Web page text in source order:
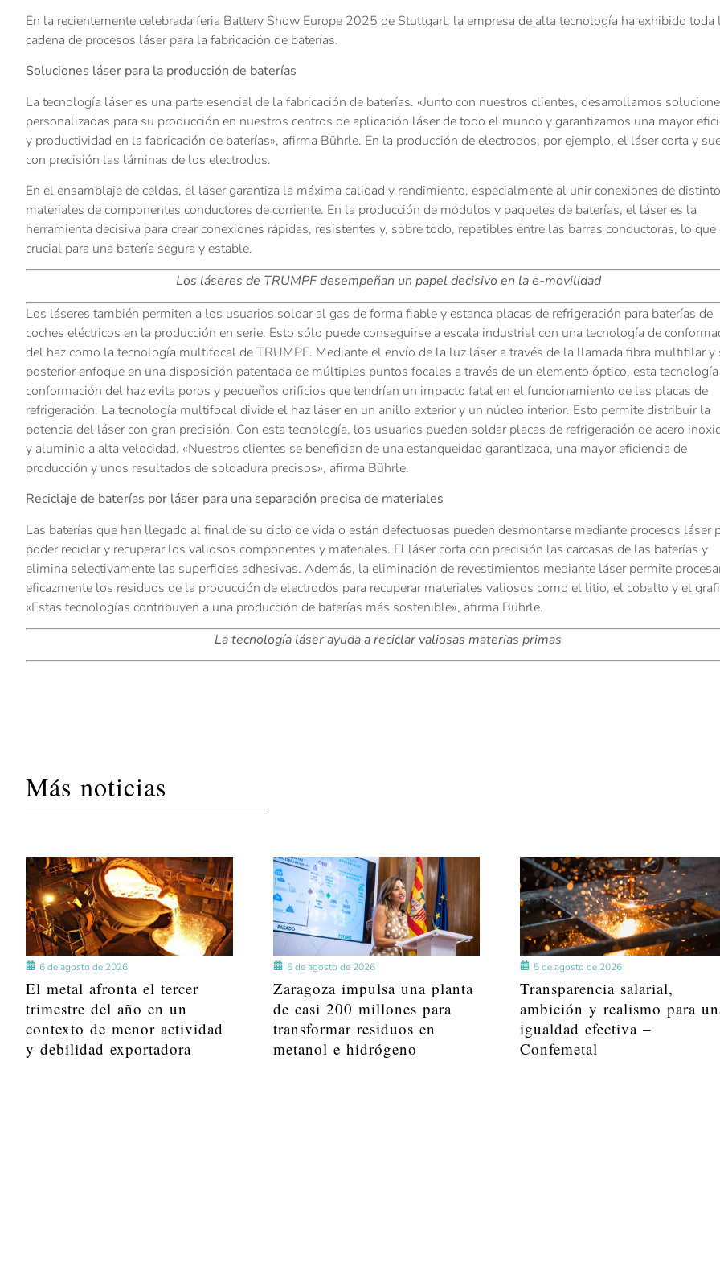
En la recientemente celebrada feria Battery Show Europe 2025 de Stuttgart, la empresa de alta tecnología ha exhibido toda
cadena de procesos láser para la fabricación de baterías.
Soluciones láser para la producción de baterías
La tecnología láser es una parte esencial de la fabricación de baterías. «Junto con nuestros clientes, desarrollamos
personalizadas para su producción en nuestros centros de aplicación láser de todo el mundo y garantizamos una mayor
y productividad en la fabricación de baterías», afirma Bührle. En la producción de electrodos, por ejemplo, el láser corta y
con precisión las láminas de los electrodos.
En el ensamblaje de celdas, el láser garantiza la máxima calidad y rendimiento, especialmente al unir conexiones de
materiales de componentes conductores de corriente. En la producción de módulos y paquetes de baterías, el láser es la
herramienta decisiva para crear conexiones rápidas, resistentes y, sobre todo, repetibles entre las barras conductoras, lo que
crucial para una batería segura y estable.
Los láseres de TRUMPF desempeñan un papel decisivo en la e-movilidad
Los láseres también permiten a los usuarios soldar al gas de forma fiable y estanca placas de refrigeración para baterías de
coches eléctricos en la producción en serie. Esto sólo puede conseguirse a escala industrial con una tecnología de
del haz como la tecnología multifocal de TRUMPF. Mediante el envío de la luz láser a través de la llamada fibra multifilar y
posterior enfoque en una disposición patentada de múltiples puntos focales a través de un elemento óptico, esta
conformación del haz evita poros y pequeños orificios que tendrían un impacto fatal en el funcionamiento de las placas de
refrigeración. La tecnología multifocal divide el haz láser en un anillo exterior y un núcleo interior. Esto permite distribuir la
potencia del láser con gran precisión. Con esta tecnología, los usuarios pueden soldar placas de refrigeración de acero
y aluminio a alta velocidad. «Nuestros clientes se benefician de una estanqueidad garantizada, una mayor eficiencia de
producción y unos resultados de soldadura precisos», afirma Bührle.
Reciclaje de baterías por láser para una separación precisa de materiales
Las baterías que han llegado al final de su ciclo de vida o están defectuosas pueden desmontarse mediante procesos láser
poder reciclar y recuperar los valiosos componentes y materiales. El láser corta con precisión las carcasas de las baterías y
elimina selectivamente las superficies adhesivas. Además, la eliminación de revestimientos mediante láser permite
eficazmente los residuos de la producción de electrodos para recuperar materiales valiosos como el litio, el cobalto y el
«Estas tecnologías contribuyen a una producción de baterías más sostenible», afirma Bührle.
La tecnología láser ayuda a reciclar valiosas materias primas
Más noticias
6 de agosto de 2026
El metal afronta el tercer
trimestre del año en un
contexto de menor actividad
y debilidad exportadora
6 de agosto de 2026
Zaragoza impulsa una planta
de casi 200 millones para
transformar residuos en
metanol e hidrógeno
5 de agosto de 2026
Transparencia salarial,
ambición y realismo para
igualdad efectiva –
Confemetal